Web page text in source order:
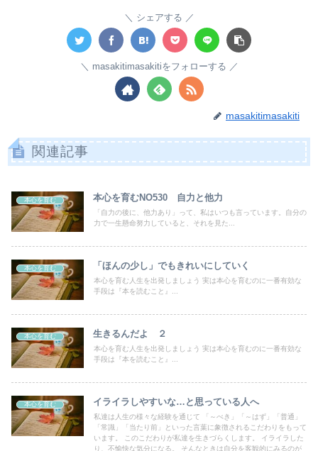
シェアする
masakitimasakitiをフォローする
masakitimasakiti
関連記事
本心を育む 本心を育むNO530 自力と他力
「自力の後に、他力あり」って、私はいつも言っています。自分の
力で一生懸命努力していると、それを見た...
本心を育む 「ほんの少し」でもきれいにしていく
本心を育む人生を出発しましょう 実は本心を育むのに一番有効な
手段は『本を読むこと』...
本心を育む 生きるんだよ ２
本心を育む人生を出発しましょう 実は本心を育むのに一番有効な
手段は『本を読むこと』...
本心を育む イライラしやすいな…と思っている人へ
私達は人生の様々な経験を通じて 「～べき」「～はず」「普通」
「常識」「当たり前」といった言葉に象徴されるこだわりをもって
います。 このこだわりが私達を生きづらくします。 イライラした
り、不愉快な気分になる。 そんなときは自分を客観的にみるのが